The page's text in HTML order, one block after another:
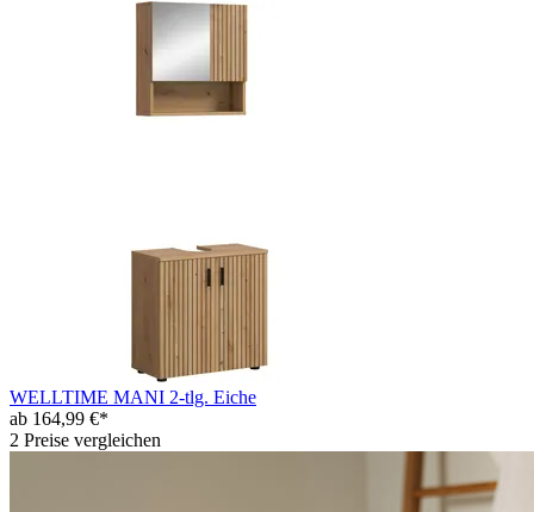
WELLTIME MANI 2-tlg. Eiche
ab 164,99 €*
2 Preise vergleichen